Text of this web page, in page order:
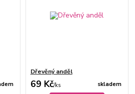
Dřevěný anděl
69 Kč/ks skladem